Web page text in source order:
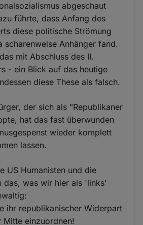
abgeschaut
führte, dass Anfang des
diese politische Strömung
scharenweise Anhänger fand.
mit Abschluss des II.
- ein Blick auf das heutige
diese These als falsch.
der sich als "Republikaner
hat das fast überwunden
wieder komplett
lassen.
US Humanisten und die
das, was wir hier als 'links'
ihr republikanischer Widerpart
einzuordnen!